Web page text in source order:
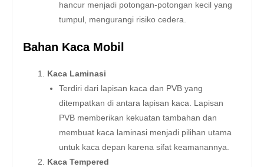
hancur menjadi potongan-potongan kecil yang
tumpul, mengurangi risiko cedera.
Bahan Kaca Mobil
Kaca Laminasi
Terdiri dari lapisan kaca dan PVB yang
ditempatkan di antara lapisan kaca. Lapisan
PVB memberikan kekuatan tambahan dan
membuat kaca laminasi menjadi pilihan utama
untuk kaca depan karena sifat keamanannya.
Kaca Tempered